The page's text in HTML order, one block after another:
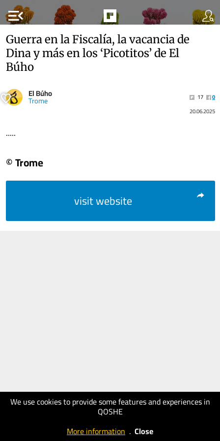
menu_open
We use cookies to provide some features and experiences in
QOSHE
More information . Close
Guerra en la Fiscalía, la vacancia de
Dina y más en los ‘Picotitos’ de El
Búho
El Búho
Trome 17
0
20.06.2025
.....
© Trome
visit website